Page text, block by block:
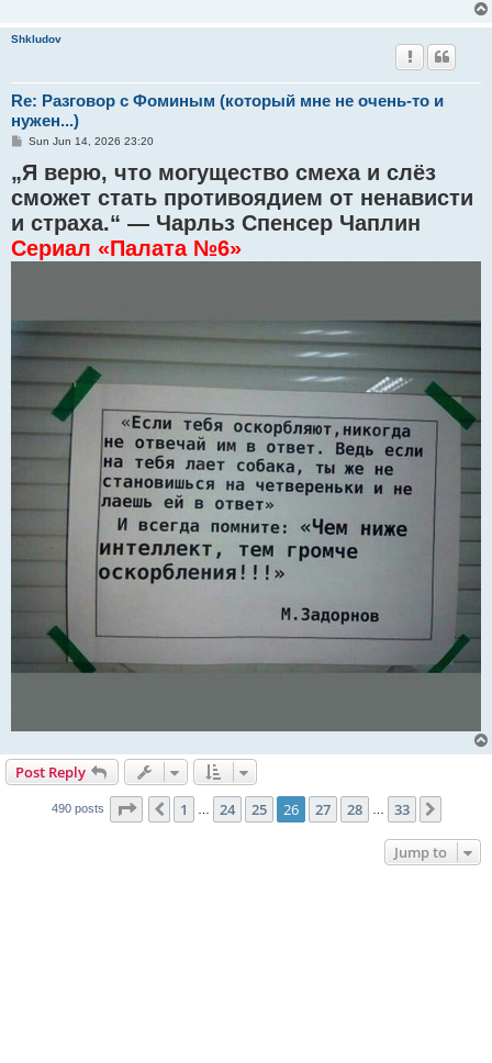
Shkludov
Re: Разговор с Фоминым (который мне не очень-то и
нужен...)
P
s
t
Sun Jun 14, 2026 23:20
„Я верю, что могущество смеха и слёз
сможет стать противоядием от ненависти
и страха.“ — Чарльз Спенсер Чаплин
Сериал «Палата №6»
Post Reply
490 posts Page 26 of 33
Previous
1 24 25 26 27 28 33
Jump to